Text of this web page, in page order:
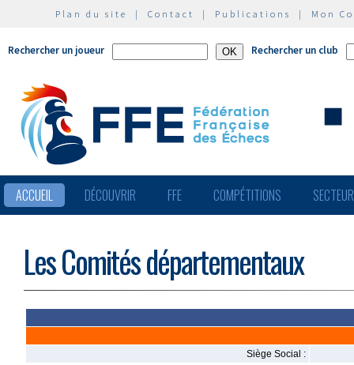
Plan du site | Contact | Publications | Mon
Rechercher un joueur Rechercher un club
ACCUEIL DÉCOUVRIR FFE COMPÉTITIONS
Les Comités départementaux
Siège Social :